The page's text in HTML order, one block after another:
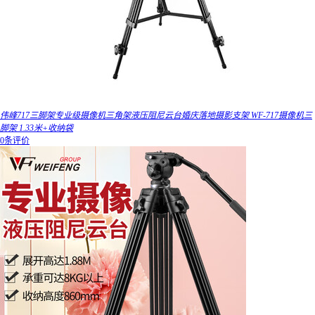
伟峰717三脚架专业级摄像机三角架液压阻尼云台婚庆落地摄影支架 WF-717摄像机三
脚架 1.33米+收纳袋
0条评价